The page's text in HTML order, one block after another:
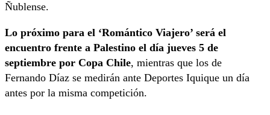
Ñublense.
Lo próximo para el ‘Romántico Viajero’ será el
encuentro frente a Palestino el día jueves 5 de
septiembre por Copa Chile, mientras que los de
Fernando Díaz se medirán ante Deportes Iquique un día
antes por la misma competición.